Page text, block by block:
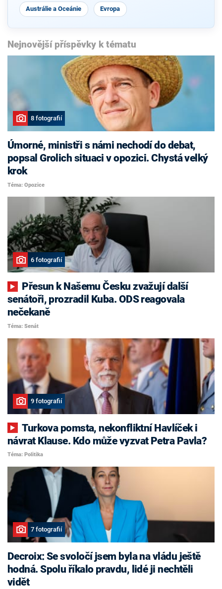
Austrálie a Oceánie Evropa
Nejnovější příspěvky k tématu
8 fotografií
Úmorné, ministři s námi nechodí do debat,
popsal Grolich situaci v opozici. Chystá velký
krok
Téma: Opozice
6 fotografií
senátoři, prozradil Kuba. ODS reagovala
nečekaně
Téma: Senát
9 fotografií
Turkova pomsta, nekonfliktní Havlíček i
návrat Klause. Kdo může vyzvat Petra Pavla?
Téma: Politika
7 fotografií
Decroix: Se svoločí jsem byla na vládu ještě
hodná. Spolu říkalo pravdu, lidé ji nechtěli
vidět